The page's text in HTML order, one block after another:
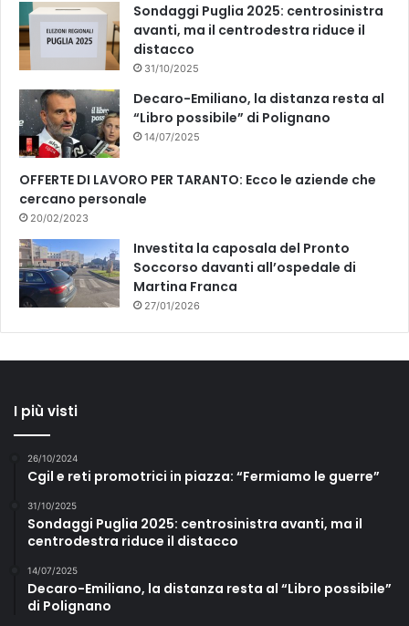
Sondaggi Puglia 2025: centrosinistra
avanti, ma il centrodestra riduce il
distacco
31/10/2025
Decaro-Emiliano, la distanza resta al
“Libro possibile” di Polignano
14/07/2025
OFFERTE DI LAVORO PER TARANTO: Ecco le aziende che
cercano personale
20/02/2023
Investita la caposala del Pronto
Soccorso davanti all’ospedale di
Martina Franca
27/01/2026
I più visti
26/10/2024
Cgil e reti promotrici in piazza: “Fermiamo le guerre”
31/10/2025
Sondaggi Puglia 2025: centrosinistra avanti, ma il
centrodestra riduce il distacco
14/07/2025
Decaro-Emiliano, la distanza resta al “Libro possibile”
di Polignano